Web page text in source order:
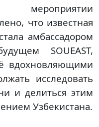
мероприятии
что известная
амбассадором
SOUEAST,
вдохновляющими
исследовать
и делиться этим
Узбекистана.